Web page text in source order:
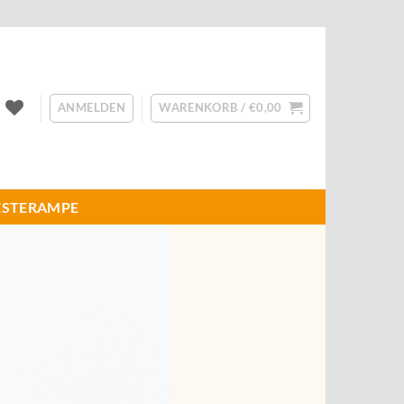
ANMELDEN WARENKORB / €0,00